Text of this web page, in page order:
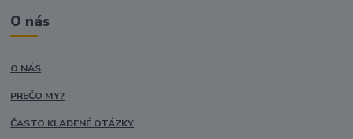
O nás
O NÁS
PREČO MY?
ČASTO KLADENÉ OTÁZKY